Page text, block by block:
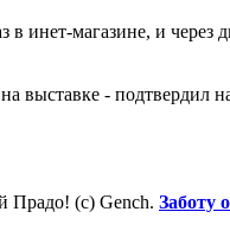
в инет-магазине, и
выставке - подтвердил
Прадо! (c) Gench. Заботу